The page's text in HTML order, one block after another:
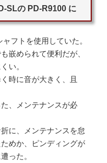
SLの PD-R9100 に
フトを使用していた。
嵌められて便利だが、
い。
時に音が大きく、且
、メンテナンスが必
に、メンテナンスを怠
めか、ピンディングが
った。